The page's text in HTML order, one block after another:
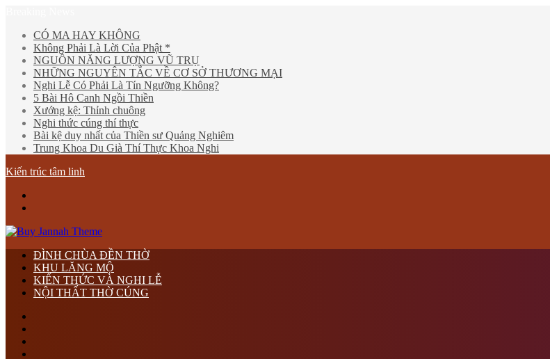
CÓ MA HAY KHÔNG
Không Phải Là Lời Của Phật *
NGUỒN NĂNG LƯỢNG VŨ TRỤ
NHỮNG NGUYÊN TẮC VỀ CƠ SỞ THƯƠNG MẠI
Nghi Lễ Có Phải Là Tín Ngưỡng Không?
5 Bài Hô Canh Ngồi Thiền
Xướng kệ: Thỉnh chuông
Nghi thức cúng thí thực
Bài kệ duy nhất của Thiền sư Quảng Nghiêm
Trung Khoa Du Già Thí Thực Khoa Nghi
Kiến trúc tâm linh
ĐÌNH CHÙA ĐỀN THỜ
KHU LĂNG MỘ
KIẾN THỨC VÀ NGHI LỄ
NỘI THẤT THỜ CÚNG